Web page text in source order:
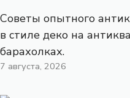
Советы опытного
в стиле деко на
барахолках.
7 августа, 2026